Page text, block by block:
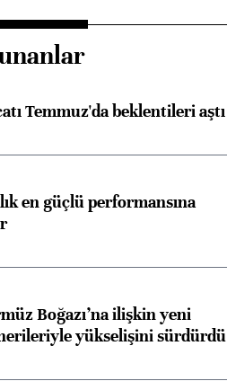
Temmuz'da beklentileri aştı
en güçlü performansına
Boğazı’na ilişkin yeni
yükselişini sürdürdü